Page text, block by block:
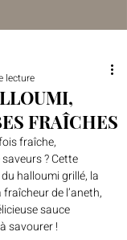
FRAÎCHES
lecture
fraîche,
? Cette
halloumi grillé, la
de l’aneth,
sauce
savourer !